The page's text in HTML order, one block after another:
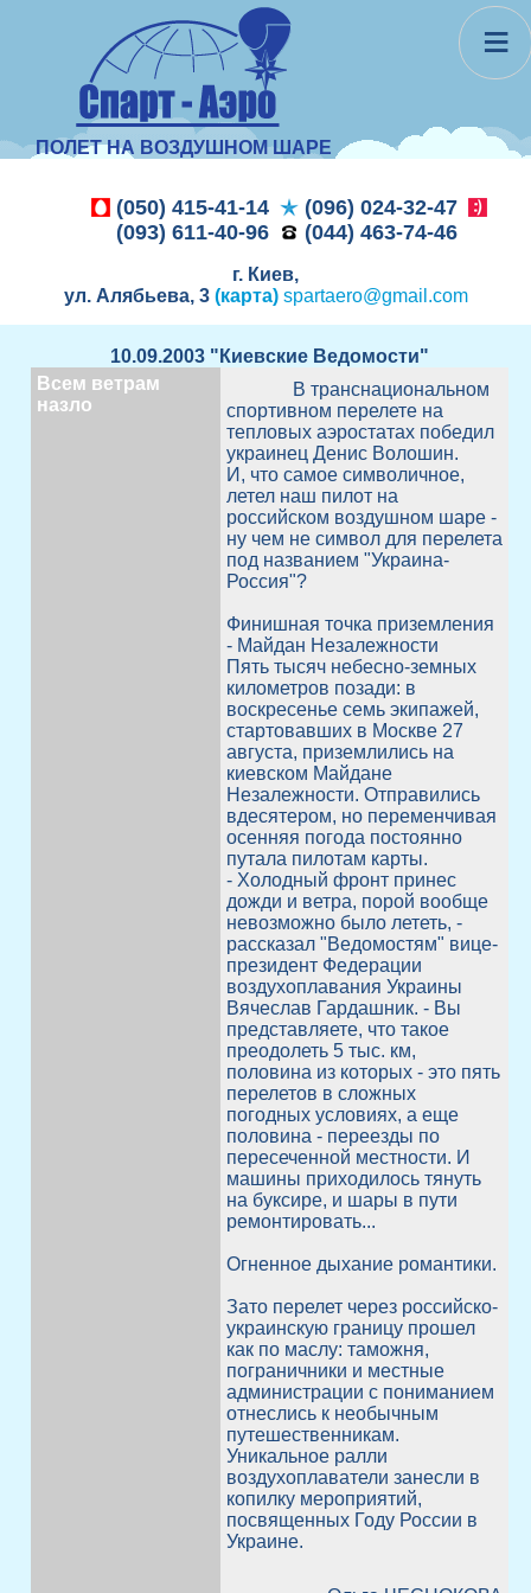
ПОЛЕТ НА ВОЗДУШНОМ ШАРЕ
(050) 415-41-14
(096) 024-32-47
(093) 611-40-96
(044) 463-74-46
г. Киев,
ул. Алябьева, 3 (карта) spartaero@gmail.com
10.09.2003 "Киевские Ведомости"
Всем ветрам
назло
В транснациональном
спортивном перелете на
тепловых аэростатах победил
украинец Денис Волошин.
И, что самое символичное,
летел наш пилот на
российском воздушном шаре -
ну чем не символ для перелета
под названием "Украина-
Россия"?
Финишная точка приземления
- Майдан Незалежности
Пять тысяч небесно-земных
километров позади: в
воскресенье семь экипажей,
стартовавших в Москве 27
августа, приземлились на
киевском Майдане
Незалежности. Отправились
вдесятером, но переменчивая
осенняя погода постоянно
путала пилотам карты.
- Холодный фронт принес
дожди и ветра, порой вообще
невозможно было лететь, -
рассказал "Ведомостям" вице-
президент Федерации
воздухоплавания Украины
Вячеслав Гардашник. - Вы
представляете, что такое
преодолеть 5 тыс. км,
половина из которых - это пять
перелетов в сложных
погодных условиях, а еще
половина - переезды по
пересеченной местности. И
машины приходилось тянуть
на буксире, и шары в пути
ремонтировать...
Огненное дыхание романтики.
Зато перелет через российско-
украинскую границу прошел
как по маслу: таможня,
пограничники и местные
администрации с пониманием
отнеслись к необычным
путешественникам.
Уникальное ралли
воздухоплаватели занесли в
копилку мероприятий,
посвященных Году России в
Украине.
≡